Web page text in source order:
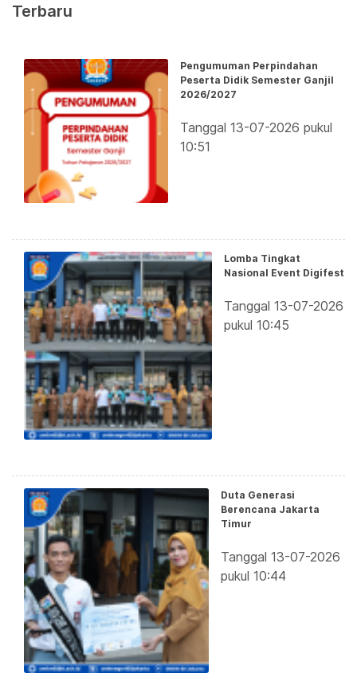
Terbaru
Pengumuman Perpindahan
Peserta Didik Semester Ganjil
2026/2027
Tanggal 13-07-2026 pukul
10:51
Lomba Tingkat
Nasional Event Digifest
Tanggal 13-07-2026
pukul 10:45
Duta Generasi
Berencana Jakarta
Timur
Tanggal 13-07-2026
pukul 10:44